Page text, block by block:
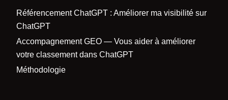
Référencement ChatGPT : Améliorer ma visibilité sur
ChatGPT
Accompagnement GEO — Vous aider à améliorer
votre classement dans ChatGPT
Méthodologie